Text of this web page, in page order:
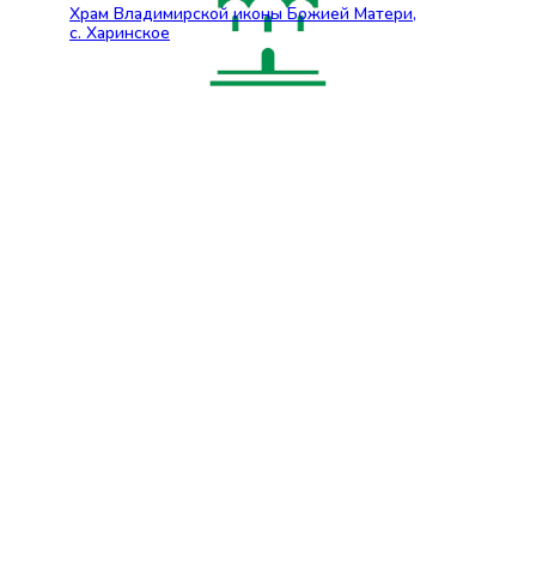
Храм Владимирской иконы Божией Матери,
с. Харинское